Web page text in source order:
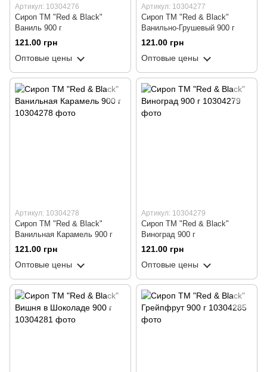
Артикул: 10304276
Сироп ТМ "Red & Black"
Ваниль 900 г
121.00 грн
Оптовые цены
Артикул: 10304277
Сироп ТМ "Red & Black"
Ванильно-Грушевый 900 г
121.00 грн
Оптовые цены
Артикул: 10304278
Сироп ТМ "Red & Black"
Ванильная Карамель 900 г
121.00 грн
Оптовые цены
Артикул: 10304279
Сироп ТМ "Red & Black"
Виноград 900 г
121.00 грн
Оптовые цены